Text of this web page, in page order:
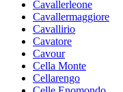
Cavallerleone
Cavallermaggiore
Cavallirio
Cavatore
Cavour
Cella Monte
Cellarengo